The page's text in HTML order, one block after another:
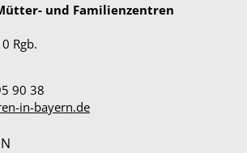
und Familienzentren
Rgb.
90 38
in-bayern.de